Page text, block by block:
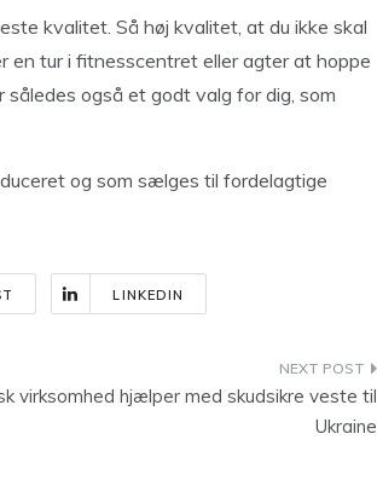
kvalitet. Så høj kvalitet, at du ikke skal
tur i fitnesscentret eller agter at hoppe
også et godt valg for dig, som
og som sælges til fordelagtige
LINKEDIN
virksomhed hjælper med skudsikre veste til
Ukraine